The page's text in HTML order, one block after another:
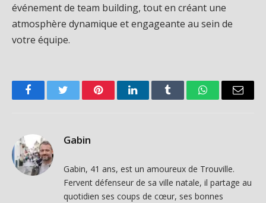
événement de team building, tout en créant une
atmosphère dynamique et engageante au sein de
votre équipe.
FacebookTwitter PinterestLinkedInTumblr WhatsAppEmail
Gabin
Gabin, 41 ans, est un amoureux de Trouville.
Fervent défenseur de sa ville natale, il partage au
quotidien ses coups de cœur, ses bonnes